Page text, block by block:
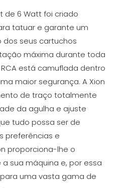
de 6 Watt foi criado
tatuar e garante um
seus cartuchos
máxima durante toda
está camuflada dentro
maior segurança. A Xion
de traço totalmente
da agulha e ajuste
tudo possa ser de
preferências e
proporciona-lhe o
sua máquina e, por essa
uma vasta gama de